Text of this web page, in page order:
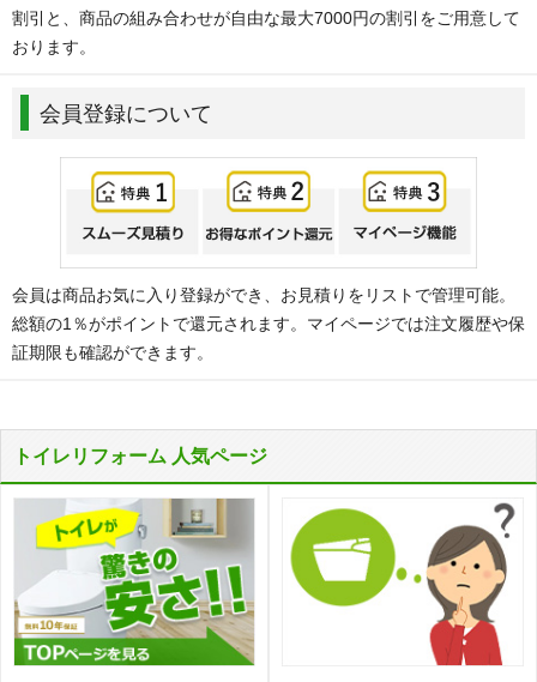
割引と、商品の組み合わせが自由な最大7000円の割引をご用意して
おります。
会員登録について
会員は商品お気に入り登録ができ、お見積りをリストで管理可能。
総額の1％がポイントで還元されます。マイページでは注文履歴や保
証期限も確認ができます。
トイレリフォーム 人気ページ